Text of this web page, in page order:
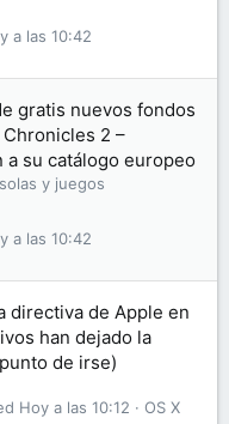
a las 10:42
gratis nuevos fondos
2 –
su catálogo europeo
y juegos
a las 10:42
directiva de Apple en
han dejado la
de irse)
OS X
Hoy a las 10:12